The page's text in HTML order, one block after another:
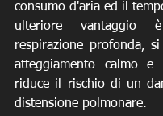
consumo d'aria ed il
ulteriore vantaggio
respirazione profonda,
atteggiamento calmo
riduce il rischio di un
distensione polmonare.